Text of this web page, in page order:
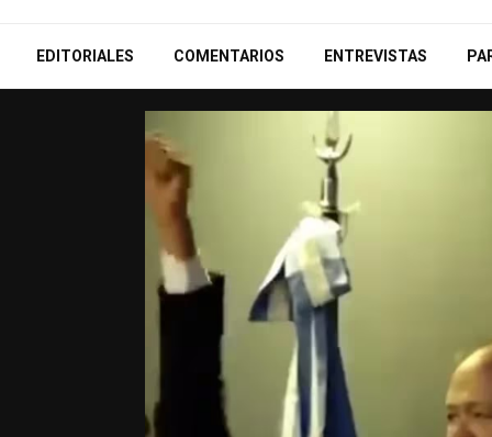
EDITORIALES COMENTARIOS ENTREVISTAS